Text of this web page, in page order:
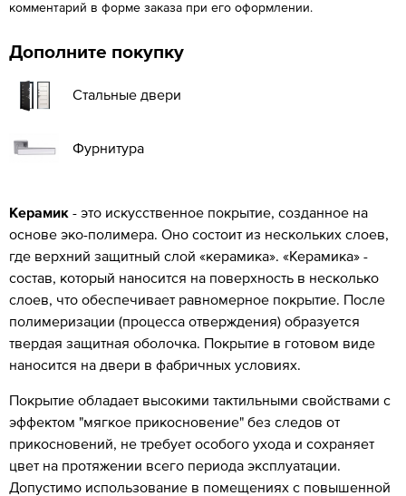
комментарий в форме заказа при его оформлении.
Дополните покупку
Стальные двери
Фурнитура
Керамик - это искусственное покрытие, созданное на
основе эко-полимера. Оно состоит из нескольких слоев,
где верхний защитный слой «керамика». «Керамика» -
состав, который наносится на поверхность в несколько
слоев, что обеспечивает равномерное покрытие. После
полимеризации (процесса отверждения) образуется
твердая защитная оболочка. Покрытие в готовом виде
наносится на двери в фабричных условиях.
Покрытие обладает высокими тактильными свойствами с
эффектом "мягкое прикосновение" без следов от
прикосновений, не требует особого ухода и сохраняет
цвет на протяжении всего периода эксплуатации.
Допустимо использование в помещениях с повышенной